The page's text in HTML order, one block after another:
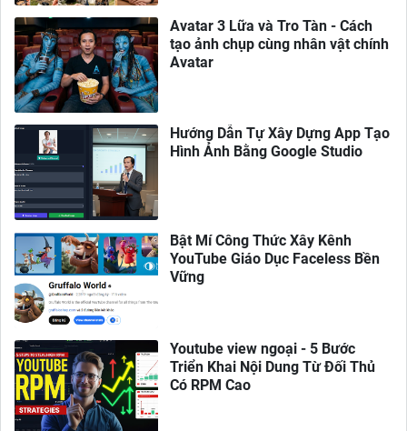
Avatar 3 Lữa và Tro Tàn - Cách
tạo ảnh chụp cùng nhân vật chính
Avatar
Hướng Dẫn Tự Xây Dựng App Tạo
Hình Ảnh Bằng Google Studio
Bật Mí Công Thức Xây Kênh
YouTube Giáo Dục Faceless Bền
Vững
Youtube view ngoại - 5 Bước
Triển Khai Nội Dung Từ Đối Thủ
Có RPM Cao